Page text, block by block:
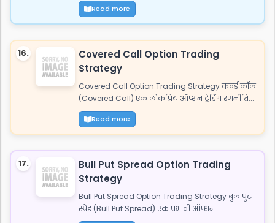
Read more
16.
Covered Call Option Trading
Strategy
Covered Call Option Trading Strategy कवर्ड कॉल
(Covered Call) एक लोकप्रिय ऑप्शन ट्रेडिंग रणनीति...
Read more
17.
Bull Put Spread Option Trading
Strategy
Bull Put Spread Option Trading Strategy बुल पुट
स्प्रेड (Bull Put Spread) एक प्रभावी ऑप्शन...